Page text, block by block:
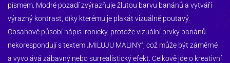
písmem. Modré pozadí zvýrazňuje žlutou barvu banánů a vytváří
výrazný kontrast, díky kterému je plakát vizuálně poutavý.
Obsahově působí nápis ironicky, protože vizuální prvky banánů
nekorespondují s textem „MILUJU MALINY“, což může být záměrné
a vyvolává zábavný nebo surrealistický efekt. Celkově jde o kreativní